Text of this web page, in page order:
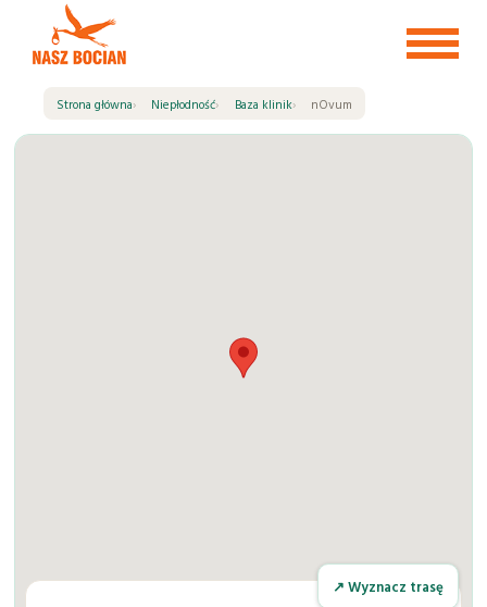
Strona główna Niepłodność Baza klinik nOvum
↗ Wyznacz trasę